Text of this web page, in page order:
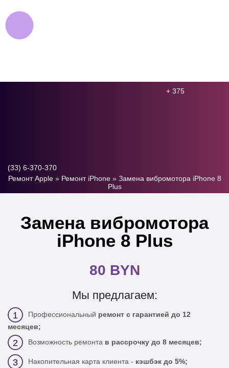
+ 375
(33) 6-370-370
Ремонт Apple» Ремонт iPhone» Замена вибромотора iPhone 8
Plus
Замена вибромотора
iPhone 8 Plus
80 BYN
Мы предлагаем:
1 Профессиональный ремонт с гарантией до 12
месяцев;
2 Возможность ремонта в рассрочку до 8 месяцев;
3 Накопительная карта клиента - кэшбэк до 5%;